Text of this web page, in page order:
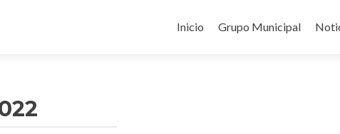
al
Inicio Grupo Municipal